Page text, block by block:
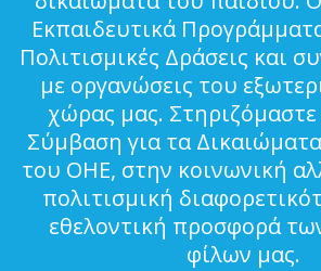
Εκπαιδευτικά
Πολιτισμικές Δράσεις και
με οργανώσεις του
χώρας μας.
Σύμβαση για τα
του ΟΗΕ, στην κοινωνική
πολιτισμική
εθελοντική προσφορά
φίλων μας.